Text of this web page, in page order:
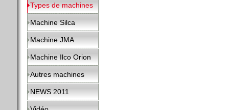
Types de machines
Machine Silca
Machine JMA
Machine Ilco Orion
Autres machines
NEWS 2011